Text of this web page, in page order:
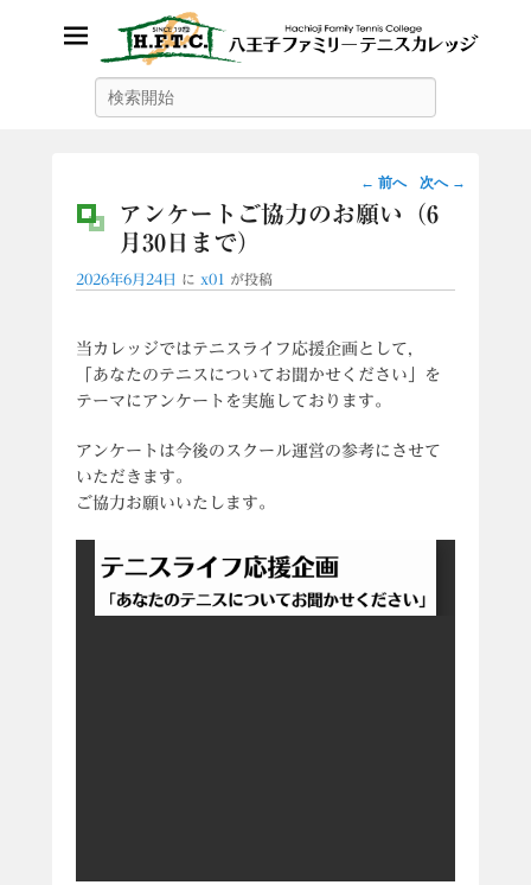
八王子ファミリーテニスカレッ
ジ
投
稿
ゲ
シ
← 前へ 次へ →
アンケートご協力のお願い（6
月30日まで）
2026年6月24日 に x01 が投稿
当カレッジではテニスライフ応援企画として,
「あなたのテニスについてお聞かせください」を
テーマにアンケートを実施しております。
アンケートは今後のスクール運営の参考にさせて
いただきます。
ご協力お願いいたします。